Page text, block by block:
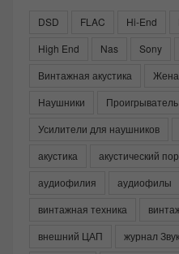
DSD FLAC Hi-End
High End
Nas Sony
Винтажная акустика
Наушники
Усилители для наушников
акустика
акустический
аудиофилия
аудиофилы
винтажная техника
внешний ЦАП
журнал